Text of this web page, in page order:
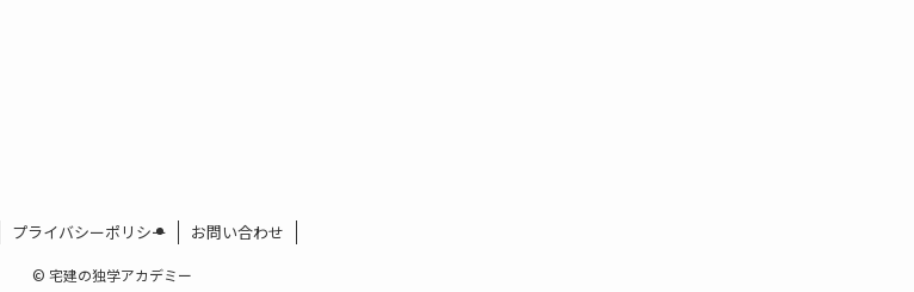
プライバシーポリシー お問い合わせ
© 宅建の独学アカデミー